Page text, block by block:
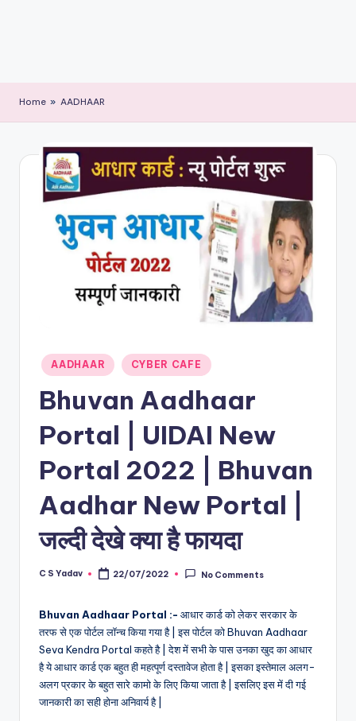
Home » AADHAAR
Posted
in
AADHAAR CYBER CAFE
Bhuvan Aadhaar
Portal | UIDAI New
Portal 2022 | Bhuvan
Aadhar New Portal |
जल्दी देखे क्या है फायदा
Posted
C S Yadav 22/07/2022 No Comments
Bhuvan Aadhaar Portal :- आधार कार्ड को लेकर सरकार के
तरफ से एक पोर्टल लॉन्च किया गया है | इस पोर्टल को Bhuvan Aadhaar
Seva Kendra Portal कहते है | देश में सभी के पास उनका खुद का आधार
है ये आधार कार्ड एक बहुत ही महत्पूर्ण दस्तावेज होता है | इसका इस्तेमाल अलग-
अलग प्रकार के बहुत सारे कामो के लिए किया जाता है | इसलिए इस में दी गई
जानकारी का सही होना अनिवार्य है |